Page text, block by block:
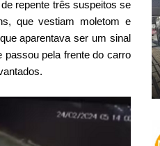
repente três suspeitos se
que vestiam moletom e
aparentava ser um sinal
pela frente do carro